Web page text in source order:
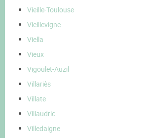
Vieille-Toulouse
Vieillevigne
Viella
Vieux
Vigoulet-Auzil
Villariès
Villate
Villaudric
Villedaigne